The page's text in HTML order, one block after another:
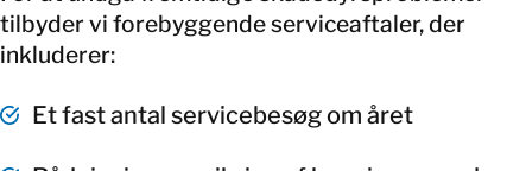
tilbyder vi forebyggende serviceaftaler, der
inkluderer:
Et fast antal servicebesøg om året